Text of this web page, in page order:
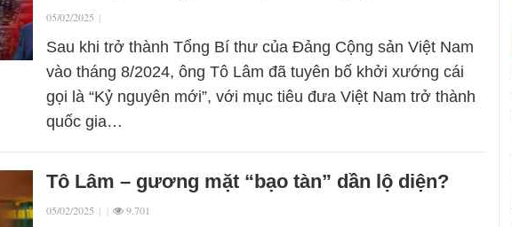
05/02/2025 |
Sau khi trở thành Tổng Bí thư của Đảng Cộng sản Việt Nam
vào tháng 8/2024, ông Tô Lâm đã tuyên bố khởi xướng cái
gọi là “Kỷ nguyên mới”, với mục tiêu đưa Việt Nam trở thành
quốc gia…
Tô Lâm – gương mặt “bạo tàn” dần lộ diện?
05/02/2025 | | 9.701